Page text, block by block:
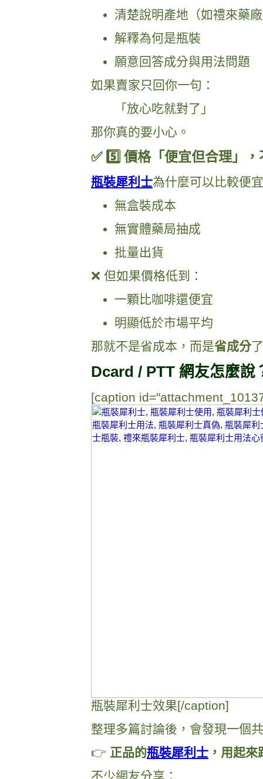
清楚說明產地（如禮來藥
解釋為何是瓶裝
願意回答成分與用法問題
如果賣家只回你一句：
「放心吃就對了」
那你真的要小心。
✅ 5️⃣ 價格「便宜但合理」
瓶裝犀利士為什麼可以比較便
無盒裝成本
無實體藥局抽成
批量出貨
❌ 但如果價格低到：
一顆比咖啡還便宜
明顯低於市場平均
那就不是省成本，而是省成分
Dcard / PTT 網友怎麼說
[caption
瓶裝犀利士效果[/caption]
整理多篇討論後，會發現一個
👉 正品的瓶裝犀利士 ，用起
不少網友分享：